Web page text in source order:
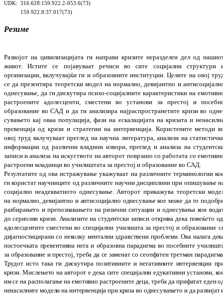
UDK:
316.628:159.922.2-053.6(73)
159.922.8:37.017(73)
Резиме
Развојот на цивилизацијата ги направи кризите неразделен дел од
живот. Истите се појавуваат речиси во сите соци­јални структури
организации, вклучувајќи ги и образовните институции. Целите на овој
се да презентира теоретски модел на нор­мално, девијантно и
одне­су­вање, да ги дискутира психо-социјалните карак­теристики на
растроените адо­лесценти, сместени во установи за пре­стој и
образование во САД и да ги ана­лизира најраспространетите кризи во
сувањето кај оваа популација, фази на еска­лацијата на кризата и
пре­вен­ција од кризи и стратегии на интервенција. Користените методи
овој труд вклучуваат пре­глед на научна литература, анализи на ста­
информации од различни вла­дини извори, преглед и анализа на сту­дент
записи и анализа на искуството на авто­рот поврзано со работата со
рас­троени младинци во училиштата за престој и обра­зование во САД.
Резултатите од ова истражување укажуваат на различните терминологии
ги кори­стат научниците од различните научни дис­ци­плини при опишување
социјално неа­дек­ватното однесување. Авторот прикажува тео­ретски
на нормално, девијантно и анти­социјално однесување кое може да го
разбирањето и препознавањето на ри­зични ситуации и однесувања кои
до сериозни кризи. Анализите на студентски за­писи открива дека повеќето од
адо­лес­­це­нтите сместени во специјални училишта за пре­стој и образование
дијагностицирани со неколку ментални здравствени проблеми. Ова налага
постоечката превентивна нега и образовна парадигма во посебните
за образование и престој, треба да се заменат со сеопфатен третман
Тру­дот исто така ги дискутира позитивните и негативните интервенции
кризи. Мис­ле­њето на авторот е дека сите специјални еду­кативни установи,
им се на рас­по­ла­гање на емотивно растроените деца, треба да при­фатат еден
ненасилните модели на интер­венција при криза во однесувањето и да развијат